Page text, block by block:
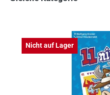
Nicht auf Lager